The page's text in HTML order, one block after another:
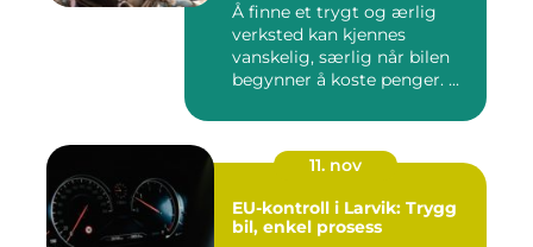
Å finne et trygt og ærlig
verksted kan kjennes
vanskelig, særlig når bilen
begynner å koste penger. ...
11. nov
EU-kontroll i Larvik: Trygg
bil, enkel prosess